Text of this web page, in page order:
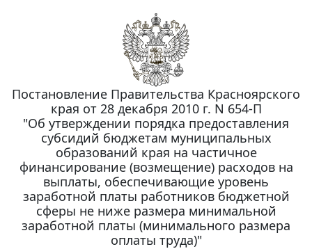
Постановление Правительства Красноярского
края от 28 декабря 2010 г. N 654-П
"Об утверждении порядка предоставления
субсидий бюджетам муниципальных
образований края на частичное
финансирование (возмещение) расходов на
выплаты, обеспечивающие уровень
заработной платы работников бюджетной
сферы не ниже размера минимальной
заработной платы (минимального размера
оплаты труда)"